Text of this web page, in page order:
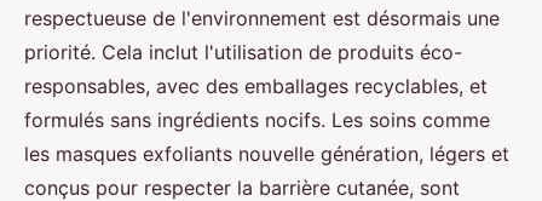
respectueuse de l'environnement est désormais une
priorité. Cela inclut l'utilisation de produits éco-
responsables, avec des emballages recyclables, et
formulés sans ingrédients nocifs. Les soins comme
les masques exfoliants nouvelle génération, légers et
conçus pour respecter la barrière cutanée, sont